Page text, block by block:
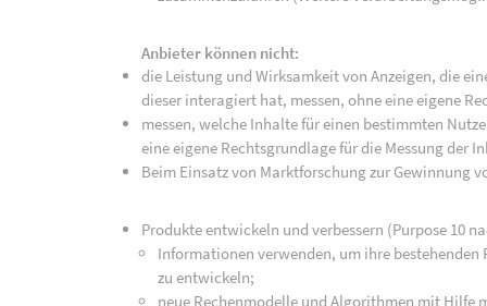
Anbieter können nicht:
die Leistung und Wirksamkeit von Anzeigen, die
dieser interagiert hat, messen, ohne eine eigene
messen, welche Inhalte für einen bestimmten
eine eigene Rechtsgrundlage für die Messung der
Beim Einsatz von Marktforschung zur Gewinnung
Produkte entwickeln und verbessern (Purpose 10
Informationen verwenden, um ihre bestehenden
zu entwickeln;
neue Rechenmodelle und Algorithmen mit Hilfe